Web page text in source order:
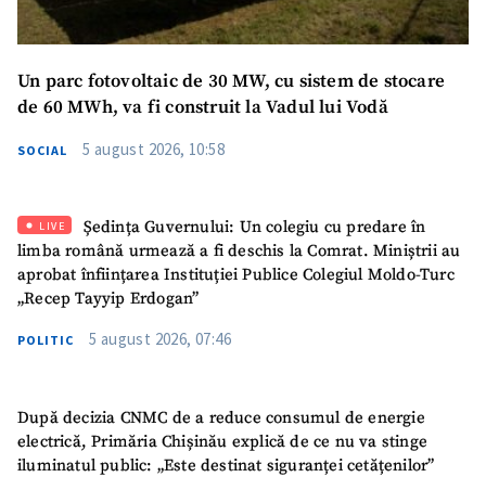
Un parc fotovoltaic de 30 MW, cu sistem de stocare
de 60 MWh, va fi construit la Vadul lui Vodă
SOCIAL 5 august 2026, 10:58
LIVE
Ședința Guvernului: Un colegiu cu predare în
limba română urmează a fi deschis la Comrat. Miniștrii au
aprobat înființarea Instituției Publice Colegiul Moldo-Turc
„Recep Tayyip Erdogan”
POLITIC 5 august 2026, 07:46
După decizia CNMC de a reduce consumul de energie
electrică, Primăria Chișinău explică de ce nu va stinge
iluminatul public: „Este destinat siguranței cetățenilor”